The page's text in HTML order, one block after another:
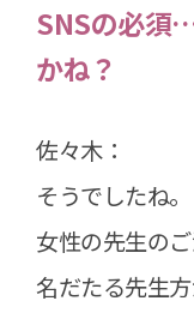
SNSの必須
かね？
佐々木：
そうでしたね。
女性の先生の
名だたる先生